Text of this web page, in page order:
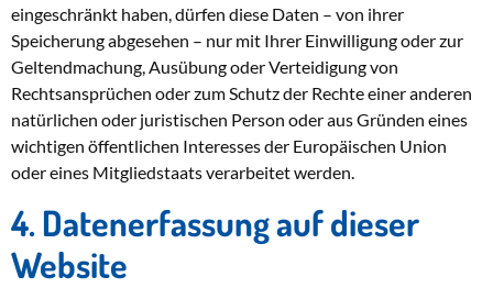
eingeschränkt haben, dürfen diese Daten – von ihrer
Speicherung abgesehen – nur mit Ihrer Einwilligung oder zur
Geltendmachung, Ausübung oder Verteidigung von
Rechtsansprüchen oder zum Schutz der Rechte einer anderen
natürlichen oder juristischen Person oder aus Gründen eines
wichtigen öffentlichen Interesses der Europäischen Union
oder eines Mitgliedstaats verarbeitet werden.
4. Datenerfassung auf dieser
Website